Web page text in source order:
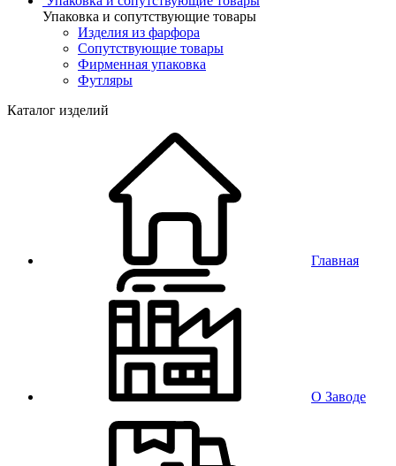
Упаковка и сопутствующие товары
Изделия из фарфора
Сопутствующие товары
Фирменная упаковка
Футляры
Каталог изделий
Главная
О Заводе